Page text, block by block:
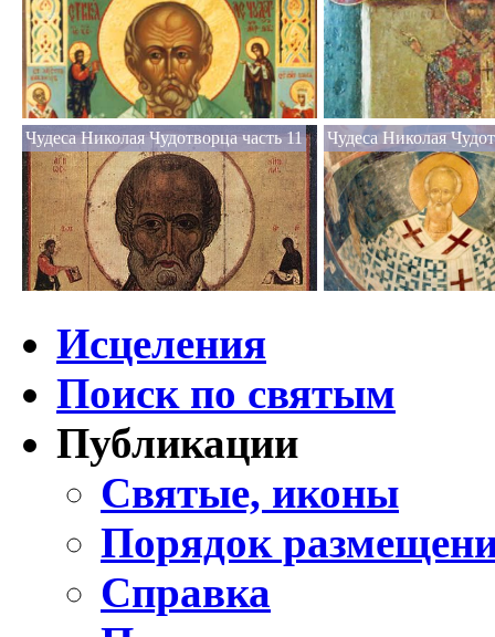
Чудеса Николая Чудотворца часть 11 Чудеса Николая
Исцеления
Поиск по святым
Публикации
Святые, иконы
Порядок
Справка